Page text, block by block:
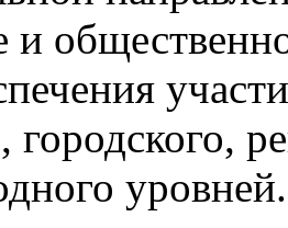
и
городского,
уровней.